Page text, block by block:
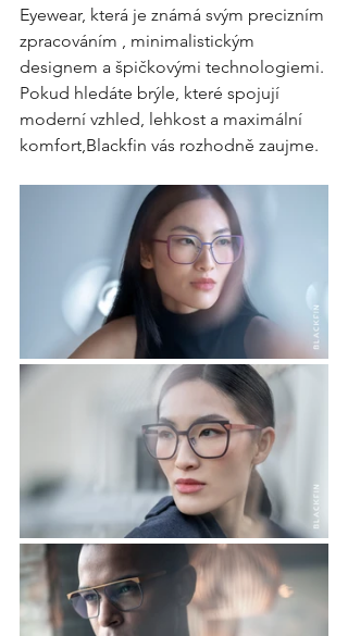
Eyewear, která je známá svým precizním
zpracováním , minimalistickým
designem a špičkovými technologiemi.
Pokud hledáte brýle, které spojují
moderní vzhled, lehkost a maximální
komfort,Blackfin vás rozhodně zaujme.